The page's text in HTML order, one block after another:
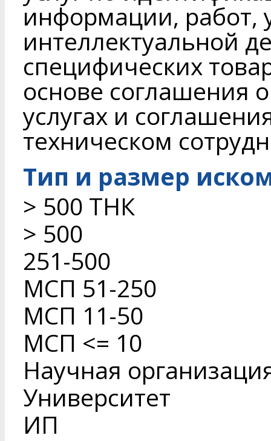
информации, работ,
интеллектуальной
специфических
основе соглашения
услугах и
техническом
Тип и размер
> 500 ТНК
> 500
251-500
МСП 51-250
МСП 11-50
МСП <= 10
Научная
Университет
ИП